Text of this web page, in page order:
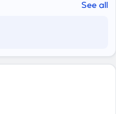
See all